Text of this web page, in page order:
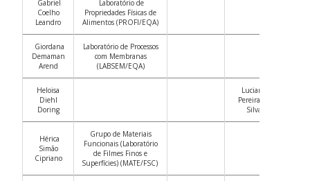
Gabriel
Coelho
Leandro
Laboratório de
Propriedades Físicas de
Alimentos (PROFI/EQA)
Giordana
Demaman
Arend
Laboratório de Processos
com Membranas
(LABSEM/EQA)
Heloisa
Diehl
Doring
Luciana
Pereira da
Silva
Hérica
Simão
Cipriano
Grupo de Materiais
Funcionais (Laboratório
de Filmes Finos e
Superfícies) (MATE/FSC)